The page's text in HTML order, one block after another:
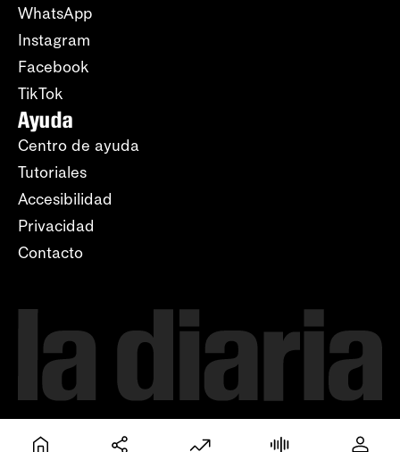
WhatsApp
Instagram
Facebook
TikTok
Ayuda
Centro de ayuda
Tutoriales
Accesibilidad
Privacidad
Contacto